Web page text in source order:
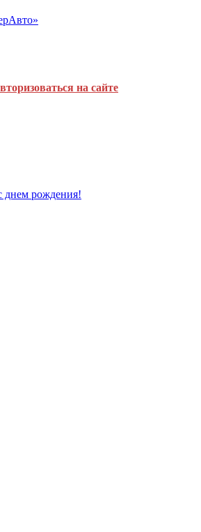
на сайте
днем рождения!